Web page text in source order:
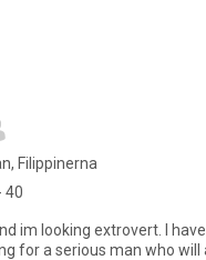
Filippinerna
40
im looking extrovert. I
for a serious man who